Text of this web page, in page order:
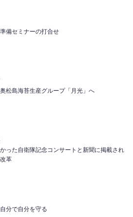
備セミナーの打合せ
松島海苔生産グループ「月光」へ
った自衛隊記念コンサートと新聞に掲載され
革
分で自分を守る